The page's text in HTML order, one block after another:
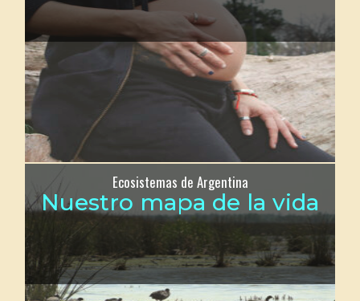
Ecosistemas de Argentina
Nuestro mapa de la vida